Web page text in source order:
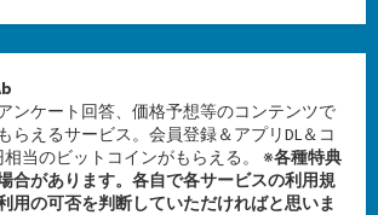
ンケート回答、価格予想等のコンテンツで
らえるサービス。会員登録＆アプリDL＆コ
相当のビットコインがもらえる。 ※各種特典
合があります。各自で各サービスの利用規
用の可否を判断していただければと思いま